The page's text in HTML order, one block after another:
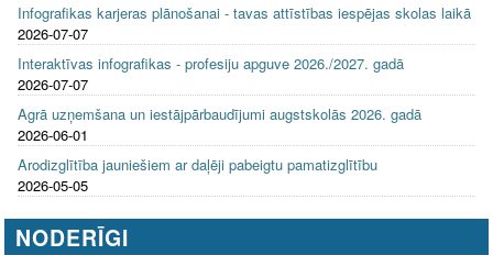
Infografikas karjeras plānošanai - tavas attīstības iespējas skolas laikā
2026-07-07
Interaktīvas infografikas - profesiju apguve 2026./2027. gadā
2026-07-07
Agrā uzņemšana un iestājpārbaudījumi augstskolās 2026. gadā
2026-06-01
Arodizglītība jauniešiem ar daļēji pabeigtu pamatizglītību
2026-05-05
NODERĪGI